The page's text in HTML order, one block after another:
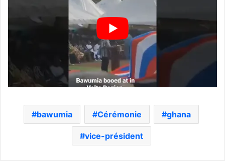
bawumia Cérémonie ghana
vice-président